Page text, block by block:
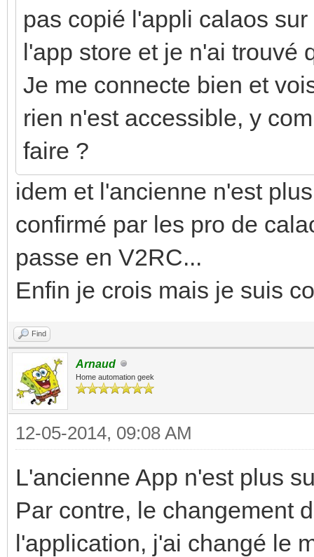
pas copié l'appli calaos
l'app store et je n'ai trouvé
Je me connecte bien et
rien n'est accessible, y
faire ?
idem et l'ancienne n'est
confirmé par les pro de
passe en V2RC...
Enfin je crois mais je suis
Find
Arnaud
Home automation geek
12-05-2014, 09:08 AM
L'ancienne App n'est plus
Par contre, le changement
l'application, j'ai changé le